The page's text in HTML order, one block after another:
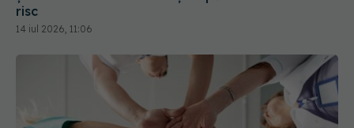
14 iul 2026, 11:06